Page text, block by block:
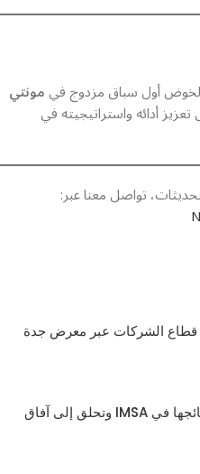
لخوض أول سباق مزدوج فيمونتي
أدائه واستراتيجيته في
تواصل معنا عبر:
الشركات عبر معرض جدة
أستون مارتن فالكيري تحقق أفضل نتائجها في IMSA وتحلق إلى آفاق